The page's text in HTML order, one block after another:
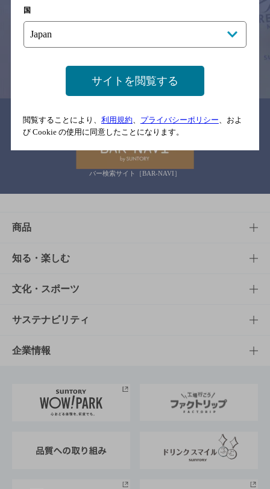
※それぞれのお店のメニューや営業時間などの掲載情報については、
予告なしに変更されることがありますので、
念のためお店にご確認の上ご来店くださいますようお願い申し上げま
情報提供：ぐるなび
関連リンク
バー検索サイト［BAR-NAVI］
商品
商品TOP
商品一覧
商品発売情報
栄養成分一覧
知る・楽しむ
知る・楽しむTOP
キャンペーン
工場見学
地域情報
文化・スポーツ
文化・スポーツTOP
サントリーホール
サントリーサンバーズ大阪
サステナビリティ
サステナビリティTOP
サントリーが考えるサステナビリティ経営
企業情報
企業概要
国
サイトを閲覧する
閲覧することにより、 利用規約、 プライバシーポリシー、およ
び Cookie の使用に同意したことになります。